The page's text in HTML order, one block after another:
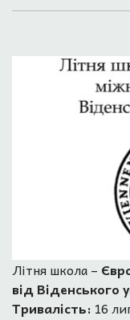
Літня школа –
від Віденського
Тривалість: 16